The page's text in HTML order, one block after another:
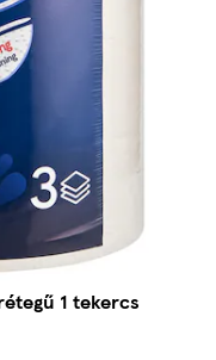
1 tekercs